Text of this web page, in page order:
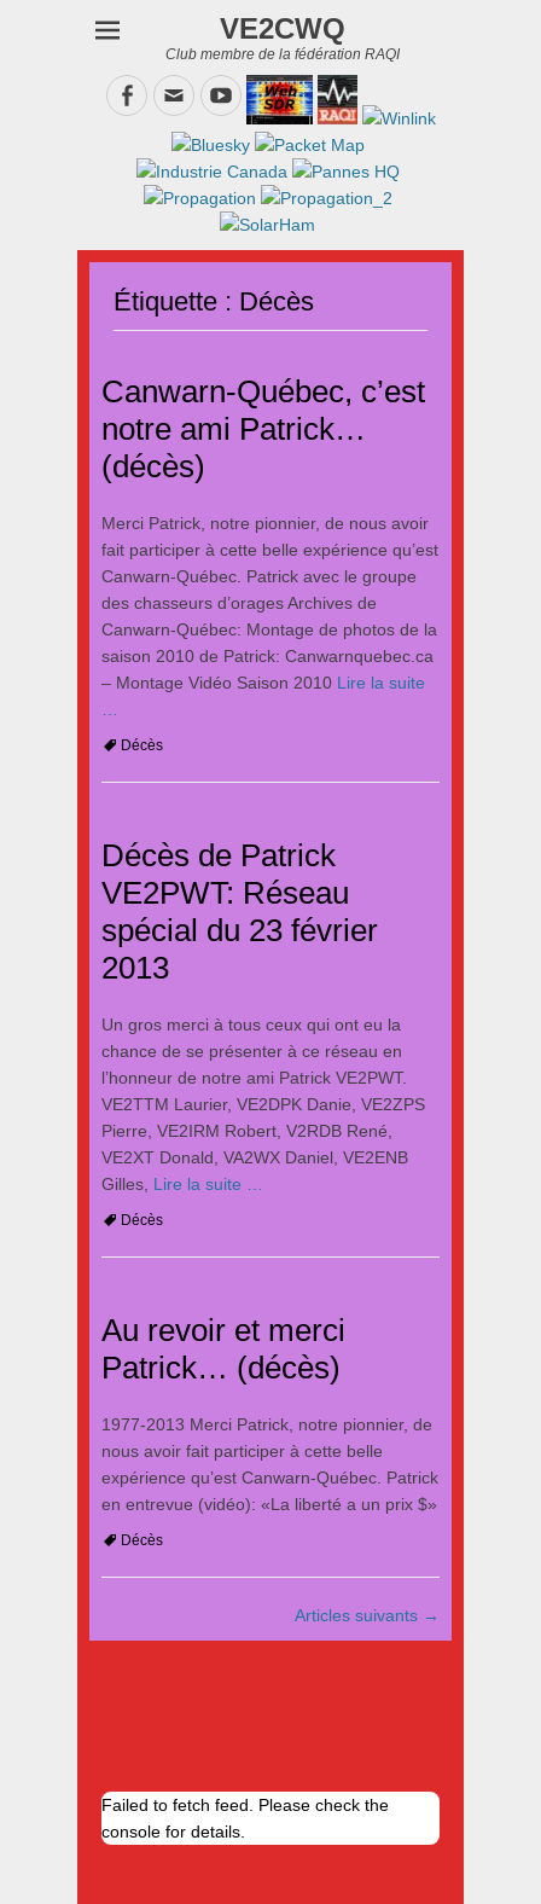
VE2CWQ
Club membre de la fédération RAQI
Facebook
EmailYouTube
Étiquette : Décès
Canwarn-Québec, c’est
notre ami Patrick…
(décès)
Merci Patrick, notre pionnier, de nous avoir
fait participer à cette belle expérience qu’est
Canwarn-Québec. Patrick avec le groupe
des chasseurs d’orages Archives de
Canwarn-Québec: Montage de photos de la
saison 2010 de Patrick: Canwarnquebec.ca
– Montage Vidéo Saison 2010 Lire la suite
TagsDécès
Décès de Patrick
VE2PWT: Réseau
spécial du 23 février
2013
Un gros merci à tous ceux qui ont eu la
chance de se présenter à ce réseau en
l’honneur de notre ami Patrick VE2PWT.
VE2TTM Laurier, VE2DPK Danie, VE2ZPS
Pierre, VE2IRM Robert, V2RDB René,
VE2XT Donald, VA2WX Daniel, VE2ENB
Gilles, Lire la suite …
TagsDécès
Au revoir et merci
Patrick… (décès)
1977-2013 Merci Patrick, notre pionnier, de
nous avoir fait participer à cette belle
expérience qu’est Canwarn-Québec. Patrick
en entrevue (vidéo): «La liberté a un prix $»
TagsDécès
dans
Articles suivants →
Failed to fetch feed. Please check the
console for details.